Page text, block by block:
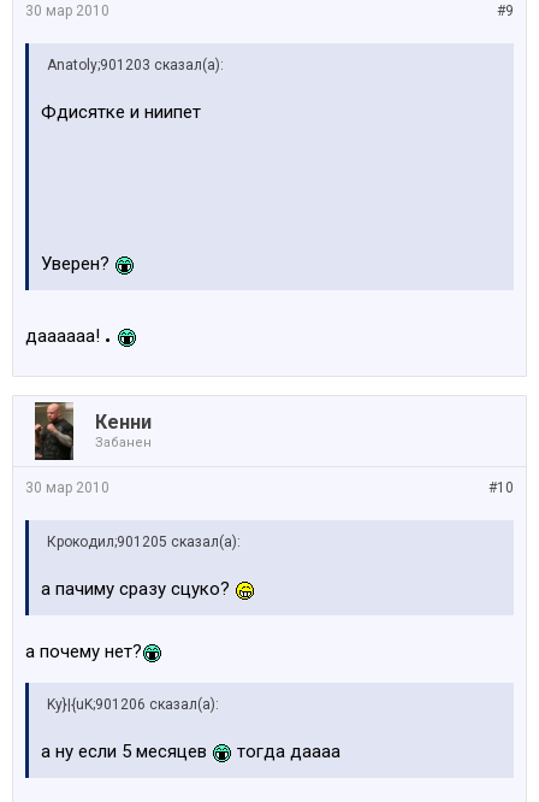
#9
30 мар 2010
Anatoly;901203 сказал(а):
Фдисятке и ниипет
Уверен?
даааааа! .
Кенни
Забанен
#10
30 мар 2010
Крокодил;901205 сказал(а):
а пачиму сразу сцуко?
а почему нет?
Ky}|{uK;901206 сказал(а):
а ну если 5 месяцев тогда даааа